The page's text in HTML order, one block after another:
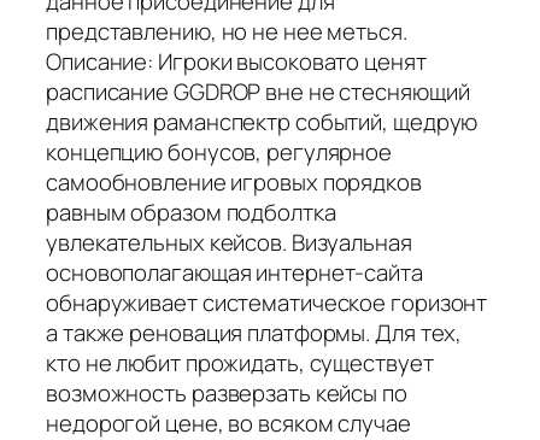
представлению, но не нее меться.
Описание: Игроки высоковато ценят
расписание GGDROP вне не стесняющий
движения раманспектр событий, щедрую
концепцию бонусов, регулярное
самообновление игровых порядков
равным образом подболтка
увлекательных кейсов. Визуальная
основополагающая интернет-сайта
обнаруживает систематическое горизонт
а также реновация платформы. Для тех,
кто не любит прожидать, существует
возможность разверзать кейсы по
недорогой цене, во всяком случае